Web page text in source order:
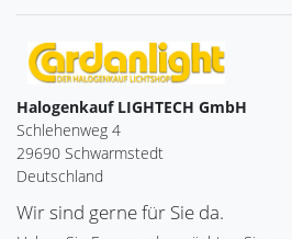
Halogenkauf LIGHTECH GmbH
Schlehenweg 4
29690 Schwarmstedt
Deutschland
Wir sind gerne für Sie da.